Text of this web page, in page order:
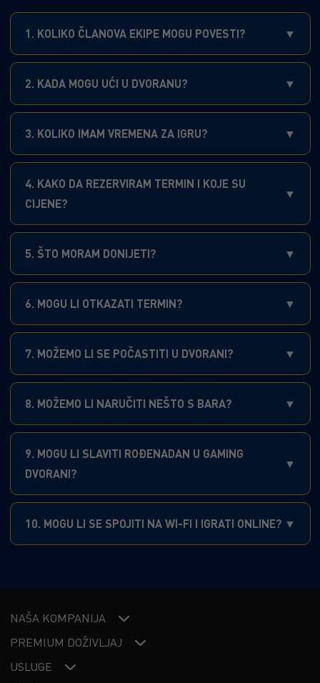
1. KOLIKO ČLANOVA EKIPE MOGU POVESTI?
2. KADA MOGU UĆI U DVORANU?
3. KOLIKO IMAM VREMENA ZA IGRU?
4. KAKO DA REZERVIRAM TERMIN I KOJE SU
CIJENE?
5. ŠTO MORAM DONIJETI?
6. MOGU LI OTKAZATI TERMIN?
7. MOŽEMO LI SE POČASTITI U DVORANI?
8. MOŽEMO LI NARUČITI NEŠTO S BARA?
9. MOGU LI SLAVITI ROĐENADAN U GAMING
DVORANI?
10. MOGU LI SE SPOJITI NA WI-FI I IGRATI ONLINE?
NAŠA KOMPANIJA
PREMIUM DOŽIVLJAJ
USLUGE